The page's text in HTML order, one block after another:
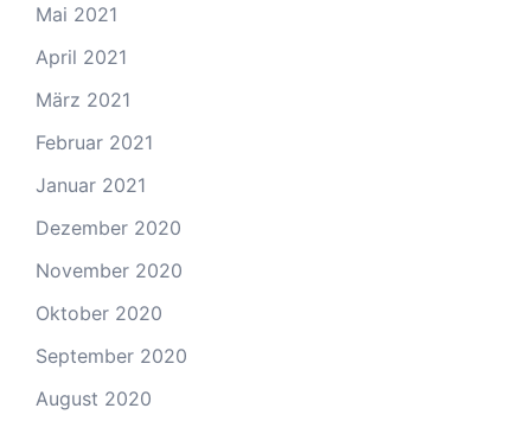
Mai 2021
April 2021
März 2021
Februar 2021
Januar 2021
Dezember 2020
November 2020
Oktober 2020
September 2020
August 2020